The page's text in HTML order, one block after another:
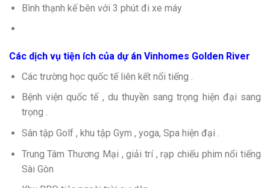
Bình thạnh kế bên với 3 phút đi xe máy
Các dịch vụ tiện ích của dự án Vinhomes Golden River
Các trường học quốc tế liên kết nổi tiếng .
Bệnh viện quốc tế , du thuyền sang trọng hiện đại sang
trọng .
Sân tập Golf , khu tập Gym , yoga, Spa hiện đại .
Trung Tâm Thương Mại , giải trí , rạp chiếu phim nổi tiếng
Sài Gòn